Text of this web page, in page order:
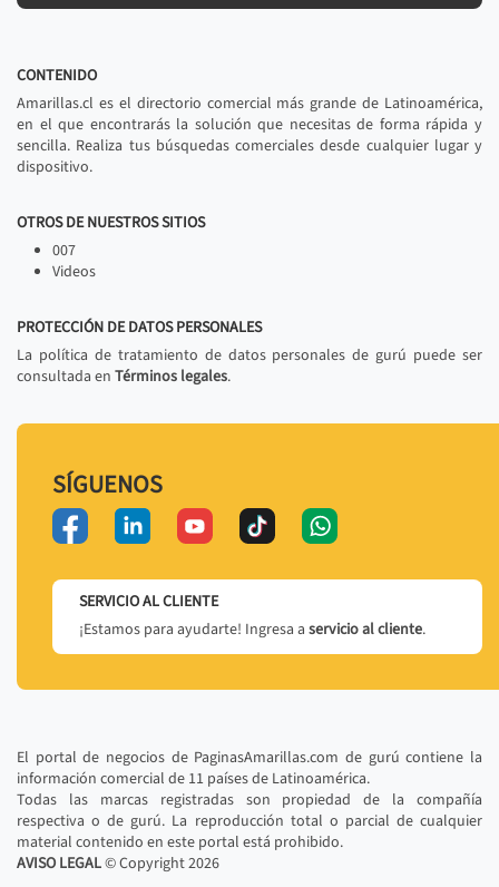
CONTENIDO
Amarillas.cl es el directorio comercial más grande de Latinoamérica,
en el que encontrarás la solución que necesitas de forma rápida y
sencilla. Realiza tus búsquedas comerciales desde cualquier lugar y
dispositivo.
OTROS DE NUESTROS SITIOS
007
Videos
PROTECCIÓN DE DATOS PERSONALES
La política de tratamiento de datos personales de gurú puede ser
consultada en Términos legales.
SÍGUENOS
SERVICIO AL CLIENTE
¡Estamos para ayudarte! Ingresa a servicio al cliente.
El portal de negocios de PaginasAmarillas.com de gurú contiene la
información comercial de 11 países de Latinoamérica.
Todas las marcas registradas son propiedad de la compañía
respectiva o de gurú. La reproducción total o parcial de cualquier
material contenido en este portal está prohibido.
AVISO LEGAL© Copyright2026